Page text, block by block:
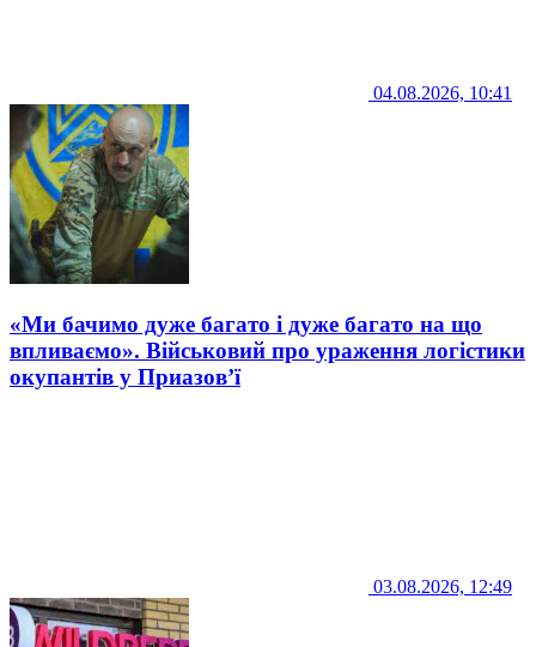
04.08.2026, 10:41
«Ми бачимо дуже багато і дуже багато на що
впливаємо». Військовий про ураження логістики
окупантів у Приазов’ї
03.08.2026, 12:49